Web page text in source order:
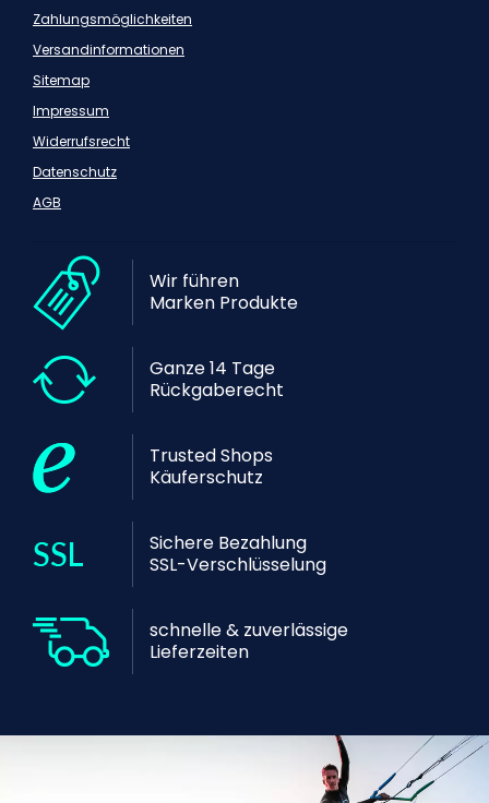
Zahlungsmöglichkeiten
Versandinformationen
Sitemap
Impressum
Widerrufsrecht
Datenschutz
AGB
Wir führen
Marken Produkte
Ganze 14 Tage
Rückgaberecht
Trusted Shops
Käuferschutz
Sichere Bezahlung
SSL-Verschlüsselung
schnelle & zuverlässige
Lieferzeiten